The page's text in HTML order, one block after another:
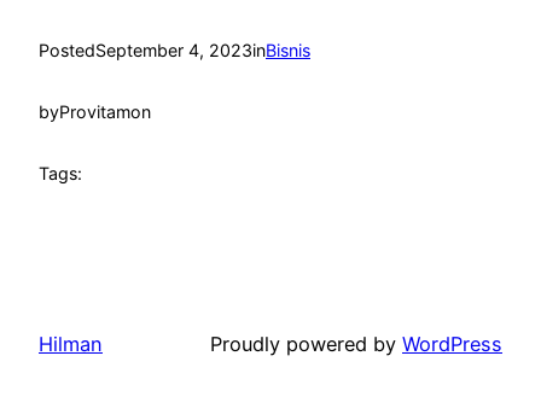
PostedSeptember 4, 2023inBisnis
byProvitamon
Tags:
Hilman Proudly powered by WordPress